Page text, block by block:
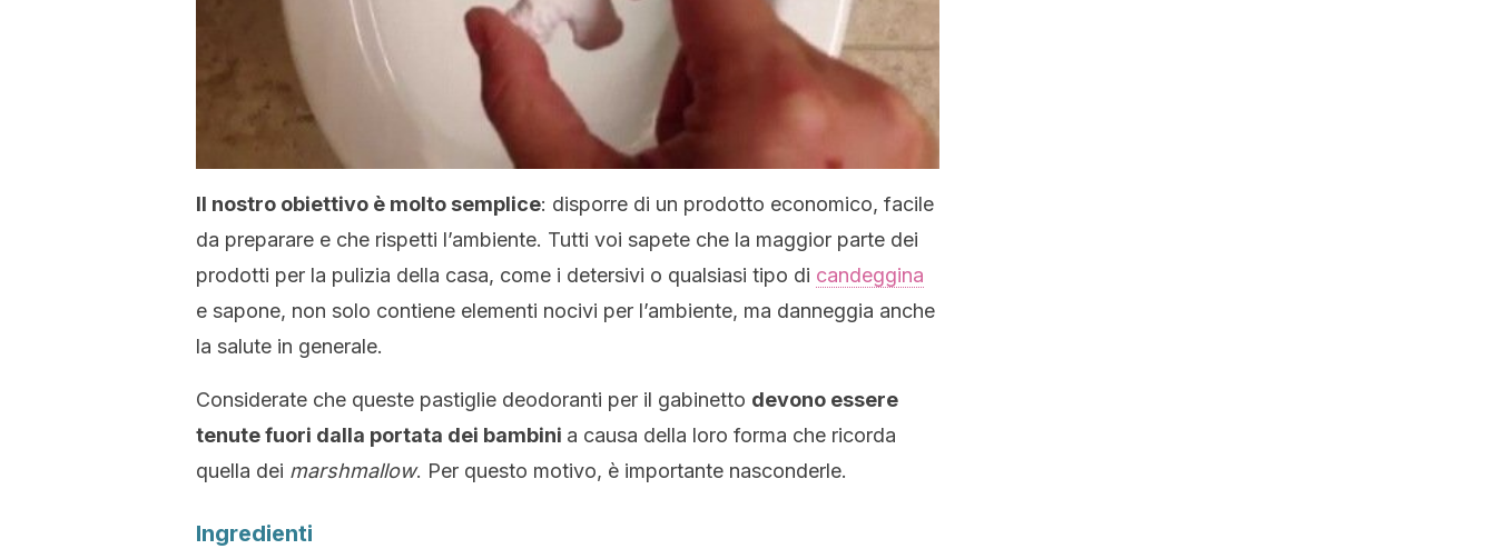
Il nostro obiettivo è molto semplice: disporre di un prodotto economico, facile
da preparare e che rispetti l’ambiente. Tutti voi sapete che la maggior parte dei
prodotti per la pulizia della casa, come i detersivi o qualsiasi tipo di candeggina
e sapone, non solo contiene elementi nocivi per l’ambiente, ma danneggia anche
la salute in generale.
Considerate che queste pastiglie deodoranti per il gabinetto devono essere
tenute fuori dalla portata dei bambini a causa della loro forma che ricorda
quella dei marshmallow. Per questo motivo, è importante nasconderle.
Ingredienti